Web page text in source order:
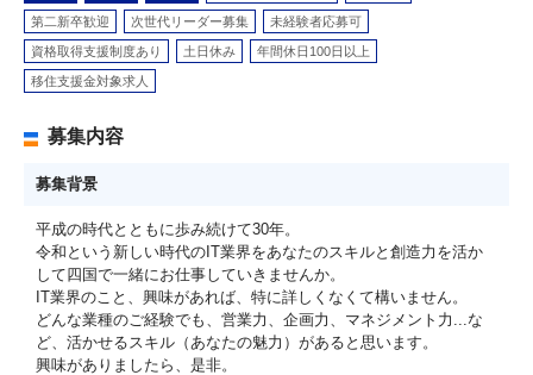
第二新卒歓迎 次世代リーダー募集 未経験者応募可
資格取得支援制度あり 土日休み 年間休日100日以上
移住支援金対象求人
募集内容
募集背景
平成の時代とともに歩み続けて30年。
令和という新しい時代のIT業界をあなたのスキルと創造力を活か
して四国で一緒にお仕事していきませんか。
IT業界のこと、興味があれば、特に詳しくなくて構いません。
どんな業種のご経験でも、営業力、企画力、マネジメント力...な
ど、活かせるスキル（あなたの魅力）があると思います。
興味がありましたら、是非。